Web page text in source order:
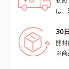
は
30
開
※商